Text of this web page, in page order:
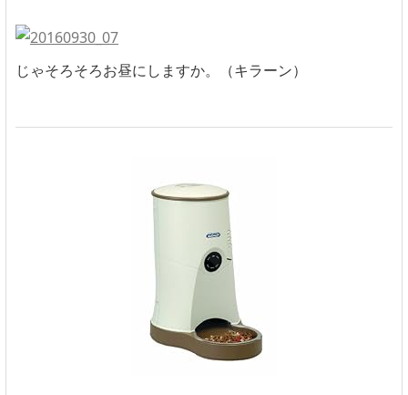
じゃそろそろお昼にしますか。（キラーン）